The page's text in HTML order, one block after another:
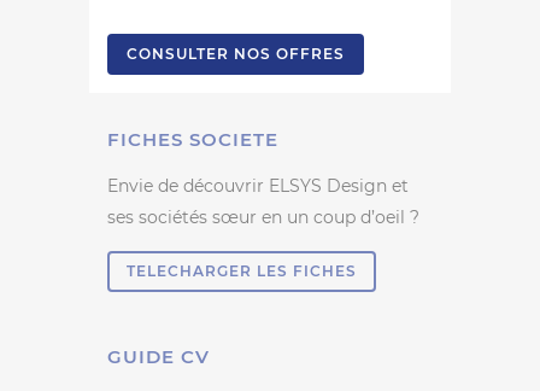
CONSULTER NOS OFFRES
FICHES SOCIETE
Envie de découvrir ELSYS Design et
ses sociétés sœur en un coup d’oeil ?
TELECHARGER LES FICHES
GUIDE CV